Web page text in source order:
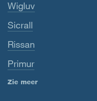
Wigluv
Sicrall
Rissan
Primur
Zie meer